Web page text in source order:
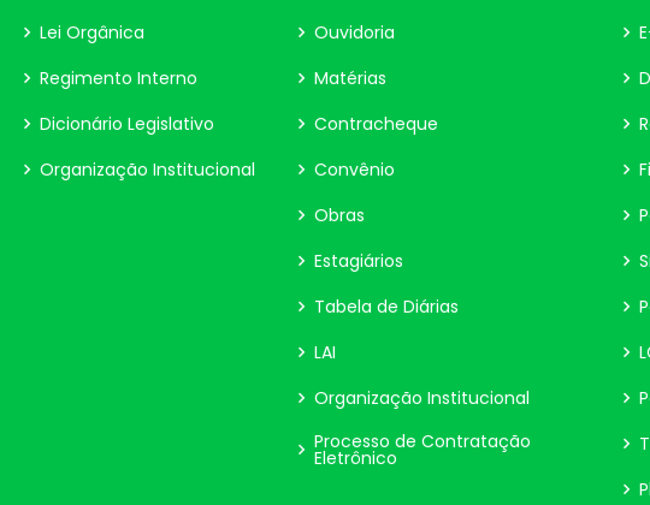
Lei Orgânica
Regimento Interno
Dicionário Legislativo
Organização Institucional
Ouvidoria
Matérias
Contracheque
Convênio
Obras
Estagiários
Tabela de Diárias
LAI
Organização Institucional
Processo de Contratação
Eletrônico